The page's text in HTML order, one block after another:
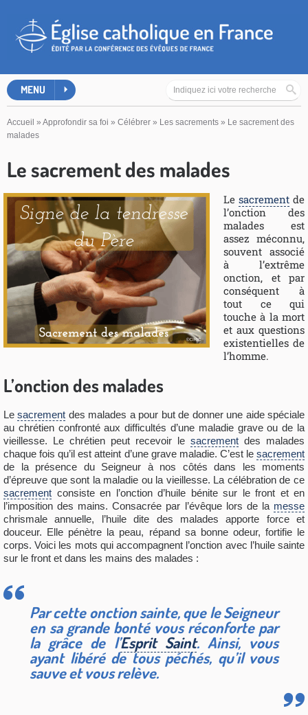
MENU
Accueil » Approfondir sa foi » Célébrer » Les sacrements » Le sacrement des
malades
Le sacrement des malades
Le sacrement de
l’onction des
malades est
assez méconnu,
souvent associé
à l’extrême
onction, et par
conséquent à
tout ce qui
touche à la mort
et aux questions
existentielles de
l’homme.
L’onction des malades
Lesacrement des malades a pour but de donner une aide spéciale
au chrétien confronté aux difficultés d’une maladie grave ou de la
vieillesse. Le chrétien peut recevoir le sacrement des malades
chaque fois qu’il est atteint d’une grave maladie. C’est le sacrement
de la présence du Seigneur à nos côtés dans les moments
d’épreuve que sont la maladie ou la vieillesse. La célébration de ce
sacrement consiste en l’onction d’huile bénite sur le front et en
l’imposition des mains. Consacrée par l’évêque lors de la messe
chrismale annuelle, l’huile dite des malades apporte force et
douceur. Elle pénètre la peau, répand sa bonne odeur, fortifie le
corps. Voici les mots qui accompagnent l’onction avec l’huile sainte
sur le front et dans les mains des malades :
Par cette onction sainte, que le Seigneur
en sa grande bonté vous réconforte par
la grâce de l’Esprit Saint. Ainsi, vous
ayant libéré de tous péchés, qu’il vous
sauve et vous relève.